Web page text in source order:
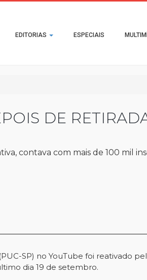
EDITORIAS ESPECIAIS
DE
contava com mais de 100 mil
SP) no YouTube foi reativado
dia 19 de setembro.